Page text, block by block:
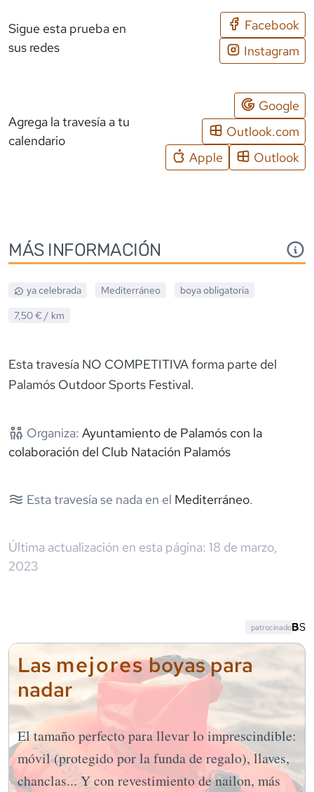
Sigue esta prueba en
sus redes
Facebook
Instagram
Agrega la travesía a tu
calendario
Google
Outlook.com
Apple
Outlook
MÁS INFORMACIÓN
ya celebrada Mediterráneo
boya obligatoria
7,50 € / km
Esta travesía NO COMPETITIVA forma parte del
Palamós Outdoor Sports Festival.
Organiza: Ayuntamiento de Palamós con la
colaboración del Club Natación Palamós
Esta travesía se nada en el Mediterráneo.
Última actualización en esta página: 18 de marzo,
2023
Las mejoresboyas para
nadar
El tamaño perfecto para llevar lo imprescindible:
móvil (protegido por la funda de regalo), llaves,
chanclas... Y con revestimiento de nailon, más
patrocinado